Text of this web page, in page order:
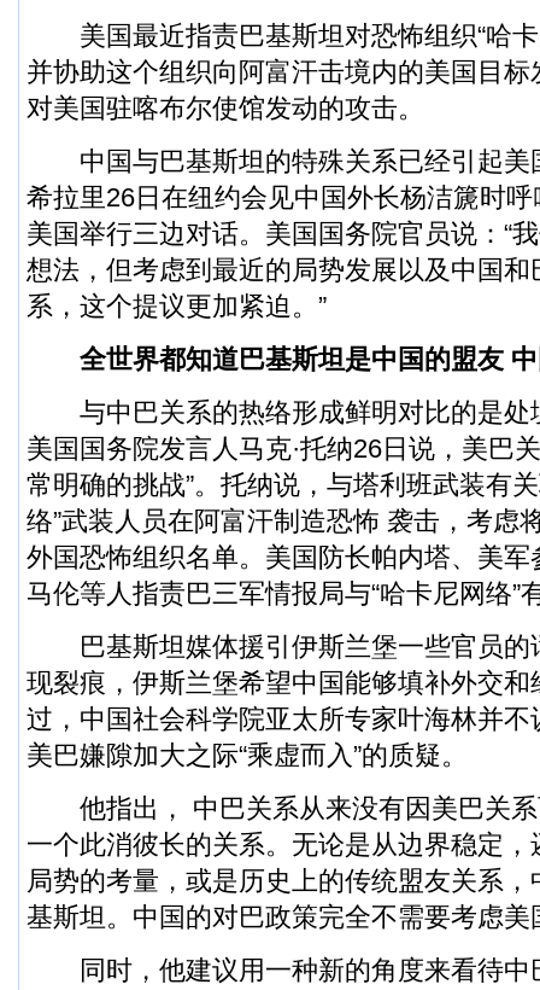
美国最近指责巴基斯坦对恐怖组织“哈卡
并协助这个组织向阿富汗击境内的美国目
对美国驻喀布尔使馆发动的攻击。
中国与巴基斯坦的特殊关系已经引起美
希拉里26日在纽约会见中国外长杨洁篪时
美国举行三边对话。美国国务院官员说：“
想法，但考虑到最近的局势发展以及中国
系，这个提议更加紧迫。”
全世界都知道巴基斯坦是中国的盟友
与中巴关系的热络形成鲜明对比的是处
美国国务院发言人马克·托纳26日说，美巴
常明确的挑战”。托纳说，与塔利班武装有
络”武装人员在阿富汗制造恐怖 袭击，考虑
外国恐怖组织名单。美国防长帕内塔、美
马伦等人指责巴三军情报局与“哈卡尼网络”
巴基斯坦媒体援引伊斯兰堡一些官员的
现裂痕，伊斯兰堡希望中国能够填补外交
过，中国社会科学院亚太所专家叶海林并
美巴嫌隙加大之际“乘虚而入”的质疑。
他指出， 中巴关系从来没有因美巴关系
一个此消彼长的关系。无论是从边界稳定
局势的考量，或是历史上的传统盟友关系
基斯坦。中国的对巴政策完全不需要考虑美
同时，他建议用一种新的角度来看待中